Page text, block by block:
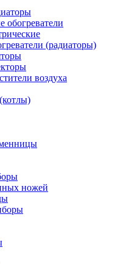
обогреватели
(радиаторы)
воздуха
ножей